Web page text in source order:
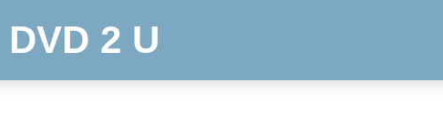
DVD 2 U